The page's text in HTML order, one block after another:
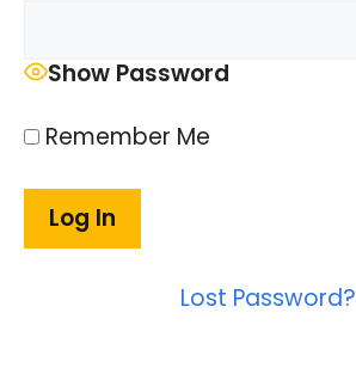
Show Password
Remember Me
Lost Password?